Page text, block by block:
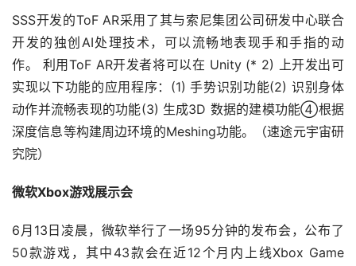
SSS开发的ToF AR采用了其与索尼集团公司研发中心联合
开发的独创AI处理技术，可以流畅地表现手和手指的动
作。 利用ToF AR开发者将可以在 Unity (* 2) 上开发出可
实现以下功能的应用程序：(1) 手势识别功能(2) 识别身体
动作并流畅表现的功能(3) 生成3D 数据的建模功能④根据
深度信息等构建周边环境的Meshing功能。（速途元宇宙研
究院）
微软Xbox游戏展示会
6月13日凌晨，微软举行了一场95分钟的发布会，公布了
50款游戏，其中43款会在近12个月内上线Xbox Game